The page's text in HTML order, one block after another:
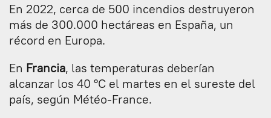
En 2022, cerca de 500 incendios destruyeron
más de 300.000 hectáreas en España, un
récord en Europa.
En Francia, las temperaturas deberían
alcanzar los 40 °C el martes en el sureste del
país, según Météo-France.